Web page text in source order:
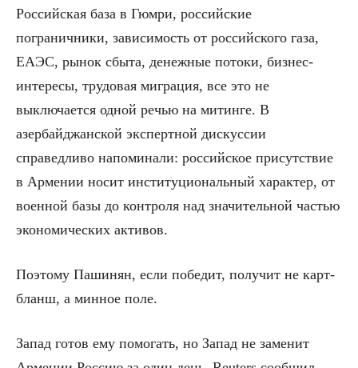
Российская база в Гюмри, российские
пограничники, зависимость от российского газа,
ЕАЭС, рынок сбыта, денежные потоки, бизнес-
интересы, трудовая миграция, все это не
выключается одной речью на митинге. В
азербайджанской экспертной дискуссии
справедливо напоминали: российское присутствие
в Армении носит институциональный характер, от
военной базы до контроля над значительной частью
экономических активов.
Поэтому Пашинян, если победит, получит не карт-
бланш, а минное поле.
Запад готов ему помогать, но Запад не заменит